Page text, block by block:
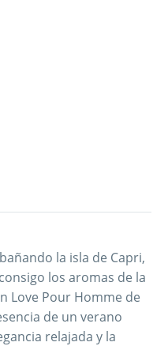
la isla de Capri,
los aromas de la
Love Pour Homme de
de un verano
relajada y la